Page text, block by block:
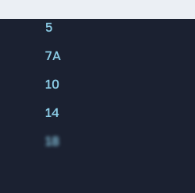
5
7А
10
14
18